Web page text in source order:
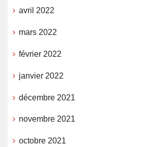
avril 2022
mars 2022
février 2022
janvier 2022
décembre 2021
novembre 2021
octobre 2021